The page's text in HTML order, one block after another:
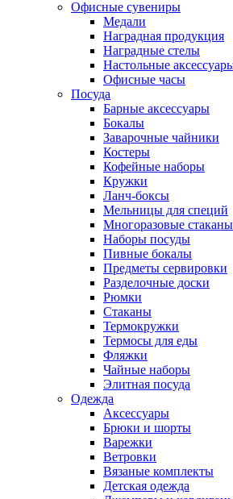
Офисные сувениры
Медали
Наградная продукция
Наградные стелы
Настольные
Офисные часы
Посуда
Барные аксессуары
Бокалы
Заварочные чайники
Костеры
Кофейные наборы
Кружки
Ланч-боксы
Мельницы для специй
Многоразовые
Наборы посуды
Пивные бокалы
Предметы сервировки
Разделочные доски
Рюмки
Стаканы
Термокружки
Термосы для еды
Фляжки
Чайные наборы
Элитная посуда
Одежда
Аксессуары
Брюки и шорты
Варежки
Ветровки
Вязаные комплекты
Детская одежда